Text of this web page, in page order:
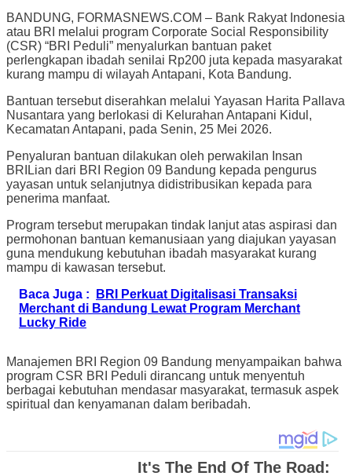
BANDUNG, FORMASNEWS.COM – Bank Rakyat Indonesia
atau BRI melalui program Corporate Social Responsibility
(CSR) “BRI Peduli” menyalurkan bantuan paket
perlengkapan ibadah senilai Rp200 juta kepada masyarakat
kurang mampu di wilayah Antapani, Kota Bandung.
Bantuan tersebut diserahkan melalui Yayasan Harita Pallava
Nusantara yang berlokasi di Kelurahan Antapani Kidul,
Kecamatan Antapani, pada Senin, 25 Mei 2026.
Penyaluran bantuan dilakukan oleh perwakilan Insan
BRILian dari BRI Region 09 Bandung kepada pengurus
yayasan untuk selanjutnya didistribusikan kepada para
penerima manfaat.
Program tersebut merupakan tindak lanjut atas aspirasi dan
permohonan bantuan kemanusiaan yang diajukan yayasan
guna mendukung kebutuhan ibadah masyarakat kurang
mampu di kawasan tersebut.
Baca Juga :
BRI Perkuat Digitalisasi Transaksi
Merchant di Bandung Lewat Program Merchant
Lucky Ride
Manajemen BRI Region 09 Bandung menyampaikan bahwa
program CSR BRI Peduli dirancang untuk menyentuh
berbagai kebutuhan mendasar masyarakat, termasuk aspek
spiritual dan kenyamanan dalam beribadah.